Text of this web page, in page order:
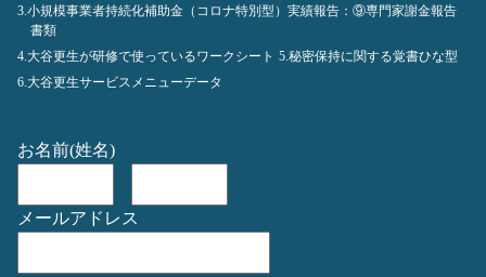
3.小規模事業者持続化補助金（コロナ特別型）実績報告：⑨専門家謝金報告
書類
4.大谷更生が研修で使っているワークシート 5.秘密保持に関する覚書ひな型
6.大谷更生サービスメニューデータ
お名前(姓名)
メールアドレス